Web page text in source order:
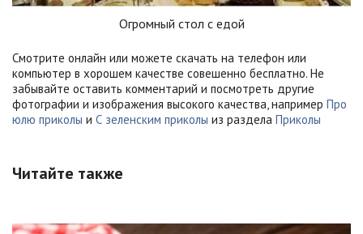
Огромный стол с едой
Смотрите онлайн или можете скачать на телефон или
компьютер в хорошем качестве совешенно бесплатно. Не
забывайте оставить комментарий и посмотреть другие
фотографии и изображения высокого качества, например Про
юлю приколы и С зеленским приколы из раздела Приколы
Читайте также